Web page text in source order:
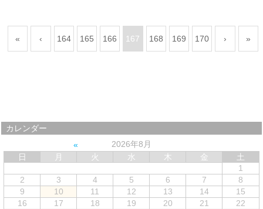
« ‹ 164 165 166 167 168 169 170 › »
カレンダー
2026年8月
日
月 火 水 木 金
土
1
2
3 4 5 6 7
8
9
10 11 12 13 14
15
16
17 18 19 20 21
22